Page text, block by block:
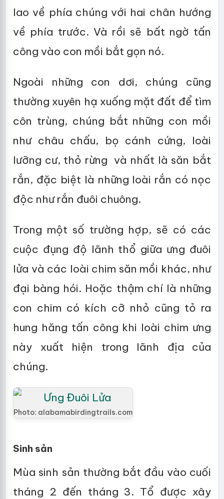
lao về phía chúng với hai chân hướng
về phía trước. Và rồi sẽ bất ngờ tấn
công vào con mồi bắt gọn nó.
Ngoài những con dơi, chúng cũng
thường xuyên hạ xuống mặt đất để tìm
côn trùng, chúng bắt những con mồi
như châu chấu, bọ cánh cứng, loài
lưỡng cư, thỏ rừng và nhất là săn bắt
rắn, đặc biệt là những loài rắn có nọc
độc như rắn đuôi chuông.
Trong một số trường hợp, sẽ có các
cuộc đụng độ lãnh thổ giữa ưng đuôi
lửa và các loài chim săn mồi khác, như
đại bàng hói. Hoặc thậm chí là những
con chim có kích cỡ nhỏ cũng tỏ ra
hung hăng tấn công khi loài chim ưng
này xuất hiện trong lãnh địa của
chúng.
Photo: alabamabirdingtrails.com
Sinh sản
Mùa sinh sản thường bắt đầu vào cuối
tháng 2 đến tháng 3. Tổ được xây